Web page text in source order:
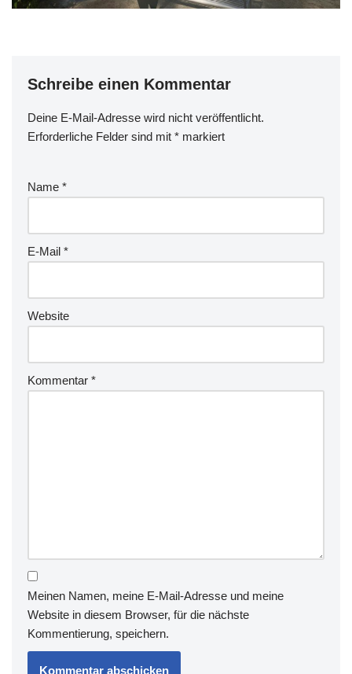
Schreibe einen Kommentar
Deine E-Mail-Adresse wird nicht veröffentlicht.
Erforderliche Felder sind mit * markiert
Name *
E-Mail *
Website
Kommentar *
Meinen Namen, meine E-Mail-Adresse und meine
Website in diesem Browser, für die nächste
Kommentierung, speichern.